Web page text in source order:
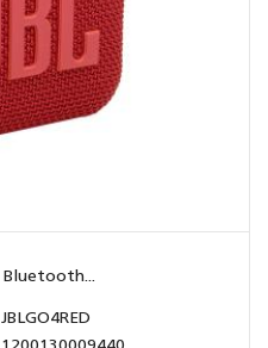
Bluetooth...
JBLGO4RED